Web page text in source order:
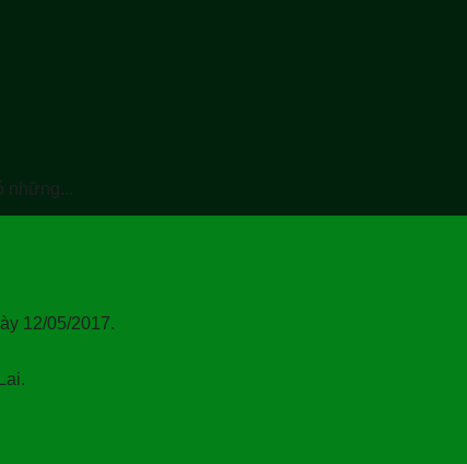
những...
12/05/2017.